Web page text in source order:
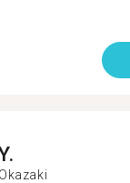
Okazaki